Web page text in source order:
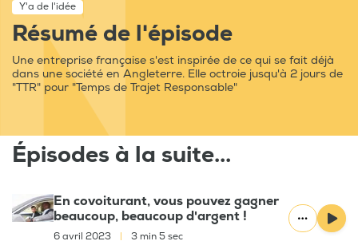
Y'a de l'idée
Résumé de l'épisode
Une entreprise française s'est inspirée de ce qui se fait déjà
dans une société en Angleterre. Elle octroie jusqu'à 2 jours de
"TTR" pour "Temps de Trajet Responsable"
Épisodes à la suite...
En covoiturant, vous pouvez gagner
beaucoup, beaucoup d'argent !
6 avril 2023 3 min 5 sec